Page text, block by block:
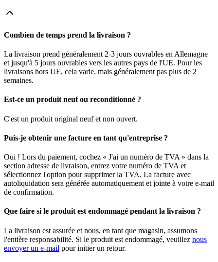
Combien de temps prend la livraison ?
La livraison prend généralement 2-3 jours ouvrables en Allemagne
et jusqu'à 5 jours ouvrables vers les autres pays de l'UE. Pour les
livraisons hors UE, cela varie, mais généralement pas plus de 2
semaines.
Est-ce un produit neuf ou reconditionné ?
C'est un produit original neuf et non ouvert.
Puis-je obtenir une facture en tant qu'entreprise ?
Oui ! Lors du paiement, cochez « J'ai un numéro de TVA » dans la
section adresse de livraison, entrez votre numéro de TVA et
sélectionnez l'option pour supprimer la TVA. La facture avec
autoliquidation sera générée automatiquement et jointe à votre e-mail
de confirmation.
Que faire si le produit est endommagé pendant la livraison ?
La livraison est assurée et nous, en tant que magasin, assumons
l'entière responsabilité. Si le produit est endommagé, veuillez nous
envoyer un e-mail pour initier un retour.